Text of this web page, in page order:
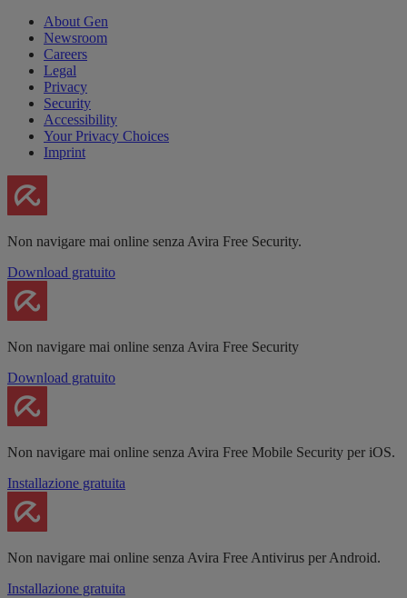
About Gen
Newsroom
Careers
Legal
Privacy
Security
Accessibility
Your Privacy Choices
Imprint
Non navigare mai online senza Avira Free Security.
Download gratuito
Non navigare mai online senza Avira Free Security
Download gratuito
Non navigare mai online senza Avira Free Mobile Security per iOS.
Installazione gratuita
Non navigare mai online senza Avira Free Antivirus per Android.
Installazione gratuita